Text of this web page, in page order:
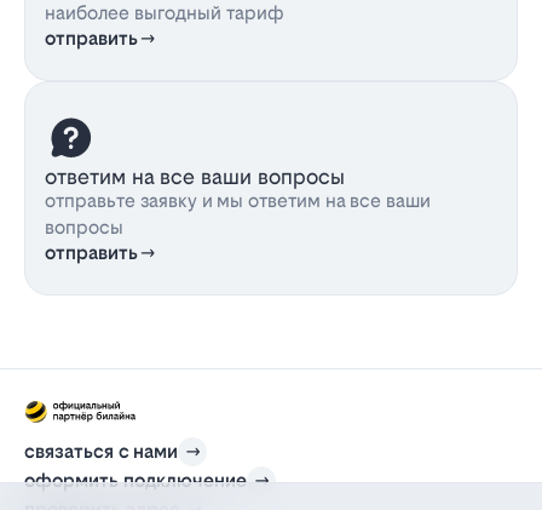
наиболее выгодный тариф
отправить
ответим на все ваши вопросы
отправьте заявку и мы ответим на все ваши
вопросы
отправить
связаться с нами
оформить подключение